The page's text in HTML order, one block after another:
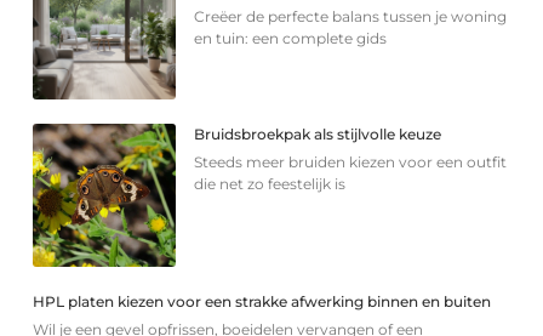
Creëer de perfecte balans tussen je woning
en tuin: een complete gids
Bruidsbroekpak als stijlvolle keuze
Steeds meer bruiden kiezen voor een outfit
die net zo feestelijk is
HPL platen kiezen voor een strakke afwerking binnen en buiten
Wil je een gevel opfrissen, boeidelen vervangen of een